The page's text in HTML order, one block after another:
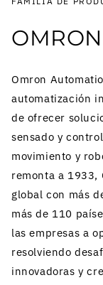
OMRON
Omron
automatización
de ofrecer
sensado y
movimiento y
remonta a 1933,
global con más
más de 110
las empresas a
resolviendo
innovadoras y